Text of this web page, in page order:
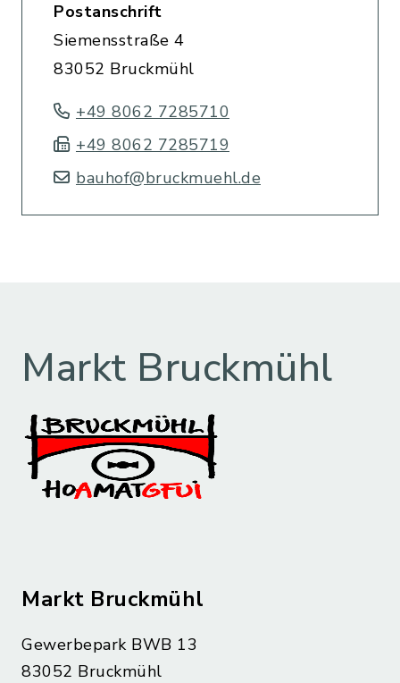
Postanschrift
Siemensstraße 4
83052 Bruckmühl
+49 8062 7285710
+49 8062 7285719
bauhof@bruckmuehl.de
Markt Bruckmühl
Markt Bruckmühl
Gewerbepark BWB 13
83052 Bruckmühl